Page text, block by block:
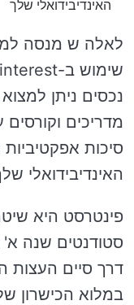
האינדיבידואלי שלך
לאלה ש מנסה
נכסים ניתן
מדריכים
סיכות
האינדיבידואלי
פינטרסט היא
סטודנטים שנה
דרך סיים העצות
במלוא הכישרון